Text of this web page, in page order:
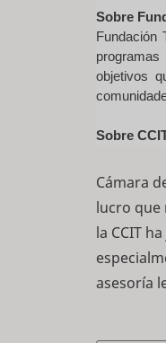
Sobre
Fundación
objetivos
Sobre
Cámara
lucro que
la CCIT
asesoría